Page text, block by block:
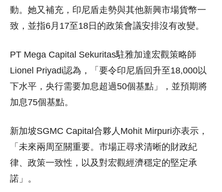
動。她又補充，印尼盾走勢與其他新興市場貨幣一
致，並指6月17至18日的政策會議安排沒有改變。
PT Mega Capital Sekuritas駐雅加達宏觀策略師
Lionel Priyadi認為，「要令印尼盾回升至18,000以
下水平，央行需要加息超過50個基點」，並預期將
加息75個基點。
新加坡SGMC Capital合夥人Mohit Mirpuri亦表示，
「未來兩周至關重要。市場正尋求清晰的財政紀
律、政策一致性，以及對宏觀經濟穩定的堅定承
諾」。